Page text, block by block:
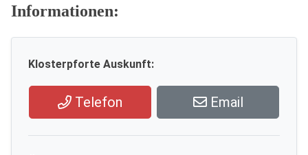
Informationen:
Klosterpforte Auskunft:
Telefon Email